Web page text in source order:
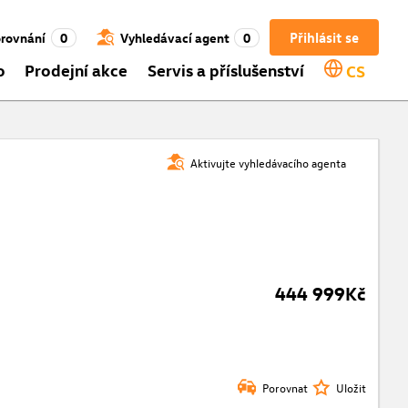
Přihlásit se
0 Vyhledávací agent 0
Prodejní akce Servis a příslušenství CS
Aktivujte vyhledávacího agenta
444 999Kč
Porovnat Uložit